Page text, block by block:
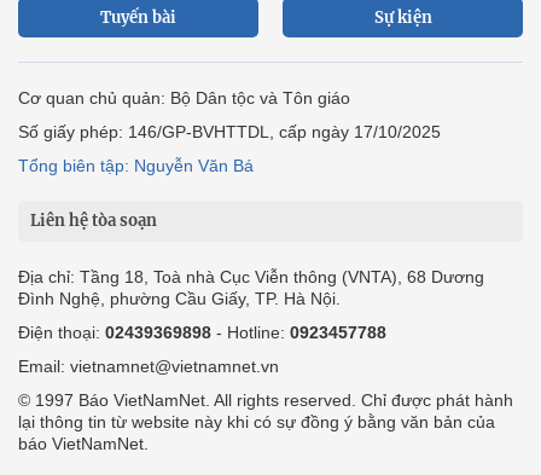
Tuyến bài Sự kiện
Cơ quan chủ quản: Bộ Dân tộc và Tôn giáo
Số giấy phép: 146/GP-BVHTTDL, cấp ngày 17/10/2025
Tổng biên tập: Nguyễn Văn Bá
Liên hệ tòa soạn
Địa chỉ: Tầng 18, Toà nhà Cục Viễn thông (VNTA), 68 Dương
Đình Nghệ, phường Cầu Giấy, TP. Hà Nội.
Điện thoại: 02439369898 - Hotline: 0923457788
Email: vietnamnet@vietnamnet.vn
© 1997 Báo VietNamNet. All rights reserved. Chỉ được phát hành
lại thông tin từ website này khi có sự đồng ý bằng văn bản của
báo VietNamNet.